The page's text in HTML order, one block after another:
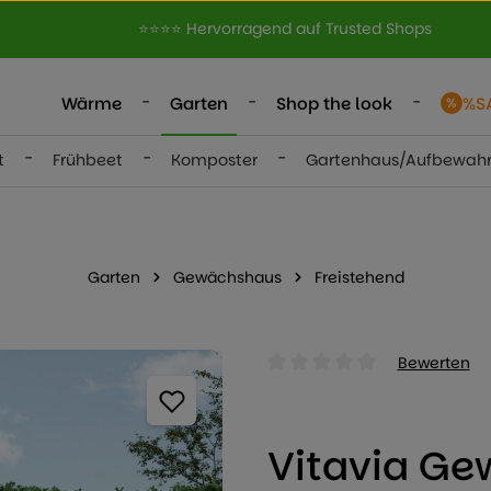
⭐⭐⭐⭐ Hervorragend auf Trusted Shops
Wärme - Garten - Shop the look -
- Frühbeet - Komposter - Gartenhaus/
Garten Gewächshaus Freistehend
Bewerten
Vitavia